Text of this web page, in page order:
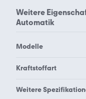
Weitere
Automatik
Modelle
Peugeot 1007
Kraftstoffart
Peugeot 5008
Weitere